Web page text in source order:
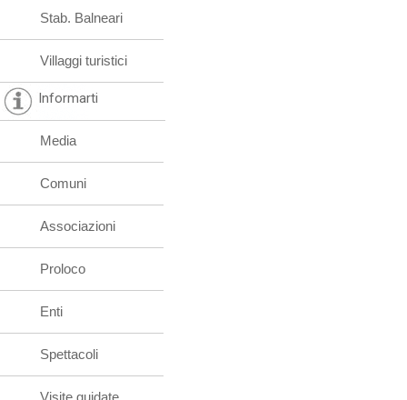
Stab. Balneari
Villaggi turistici
Informarti
Media
Comuni
Associazioni
Proloco
Enti
Spettacoli
Visite guidate